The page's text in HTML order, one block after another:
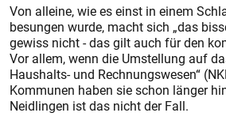
Von alleine, wie es einst in einem
besungen wurde, macht sich „das
gewiss nicht - das gilt auch für den
Vor allem, wenn die Umstellung auf
Haushalts- und Rechnungswesen“
Kommunen haben sie schon länger
Neidlingen ist das nicht der Fall.